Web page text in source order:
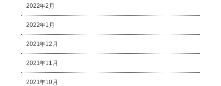
2022年2月
2022年1月
2021年12月
2021年11月
2021年10月